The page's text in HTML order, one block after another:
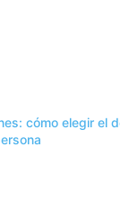
cómo elegir el